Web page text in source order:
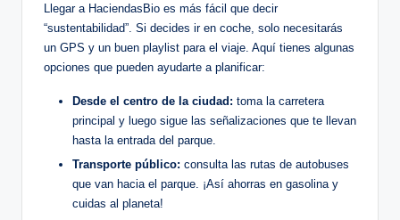
Llegar a HaciendasBio es más fácil que decir
“sustentabilidad”. Si decides ir en coche, solo necesitarás
un GPS y un buen playlist para el viaje. Aquí tienes algunas
opciones que pueden ayudarte a planificar:
Desde el centro de la ciudad: toma la carretera
principal y luego sigue las señalizaciones que te llevan
hasta la entrada del parque.
Transporte público: consulta las rutas de autobuses
que van hacia el parque. ¡Así ahorras en gasolina y
cuidas al planeta!